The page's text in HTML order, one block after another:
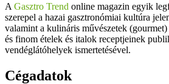
A Gasztro Trend online magazin egyik
szerepel a hazai gasztronómiai kultúra
valamint a kulináris művészetek
és finom ételek és italok receptjeinek
vendéglátóhelyek ismertetésével.
Cégadatok